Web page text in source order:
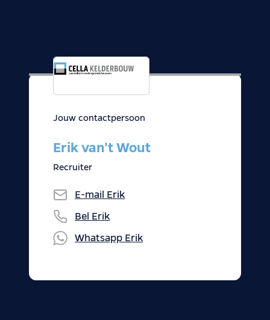
Jouw contactpersoon
Erik van't Wout
Recruiter
E-mail Erik
Bel Erik
Whatsapp Erik